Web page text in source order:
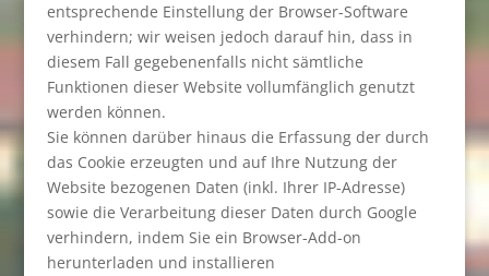
entsprechende Einstellung der Browser-Software
verhindern; wir weisen jedoch darauf hin, dass in
diesem Fall gegebenenfalls nicht sämtliche
Funktionen dieser Website vollumfänglich genutzt
werden können.
Sie können darüber hinaus die Erfassung der durch
das Cookie erzeugten und auf Ihre Nutzung der
Website bezogenen Daten (inkl. Ihrer IP-Adresse)
sowie die Verarbeitung dieser Daten durch Google
verhindern, indem Sie ein Browser-Add-on
herunterladen und installieren